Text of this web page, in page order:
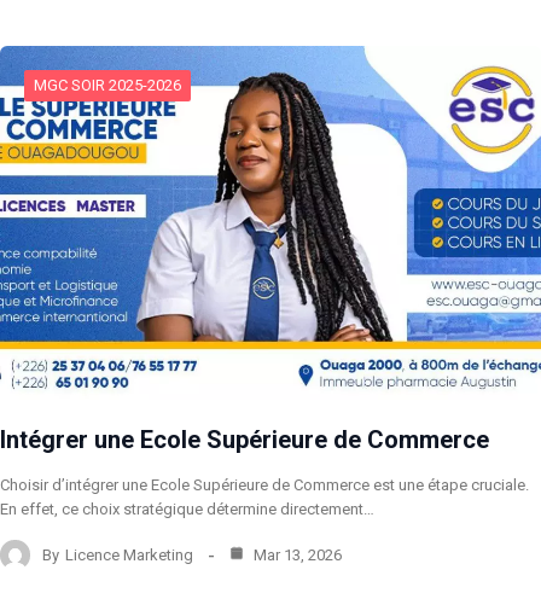
MGC SOIR 2025-2026
Intégrer une Ecole Supérieure de Commerce
Choisir d’intégrer une Ecole Supérieure de Commerce est une étape cruciale.
En effet, ce choix stratégique détermine directement…
By Licence Marketing Mar 13, 2026